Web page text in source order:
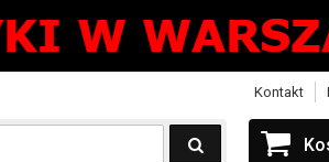
Kontakt